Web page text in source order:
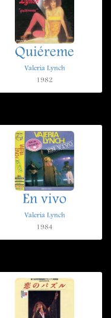
Quiéreme
Valeria Lynch
1982
En vivo
Valeria Lynch
1984